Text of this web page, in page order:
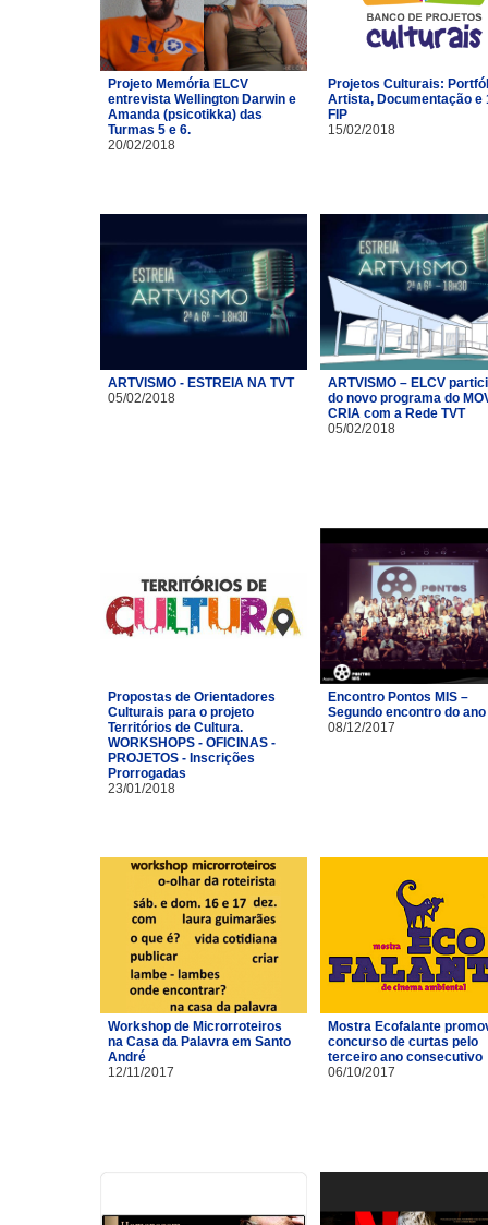
Projeto Memória ELCV
entrevista Wellington Darwin e
Amanda (psicotikka) das
Turmas 5 e 6.
20/02/2018
Projetos Culturais:
Artista, Documentação e
FIP
15/02/2018
ARTVISMO - ESTREIA NA TVT
05/02/2018
ARTVISMO – ELCV
do novo programa do
CRIA com a Rede TVT
05/02/2018
Propostas de Orientadores
Culturais para o projeto
Territórios de Cultura.
WORKSHOPS - OFICINAS -
PROJETOS - Inscrições
Prorrogadas
23/01/2018
Encontro Pontos MIS –
Segundo encontro do ano
08/12/2017
Workshop de Microrroteiros
na Casa da Palavra em Santo
André
12/11/2017
Mostra Ecofalante
concurso de curtas pelo
terceiro ano consecutivo
06/10/2017